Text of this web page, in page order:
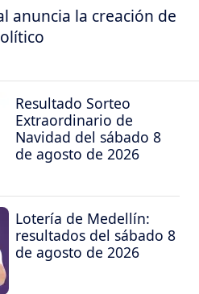
anuncia la creación de
Resultado Sorteo
Extraordinario de
Navidad del sábado 8
de agosto de 2026
Lotería de Medellín:
resultados del sábado 8
de agosto de 2026